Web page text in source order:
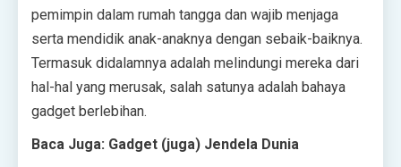
pemimpin dalam rumah tangga dan wajib menjaga
serta mendidik anak-anaknya dengan sebaik-baiknya.
Termasuk didalamnya adalah melindungi mereka dari
hal-hal yang merusak, salah satunya adalah bahaya
gadget berlebihan.
Baca Juga: Gadget (juga) Jendela Dunia